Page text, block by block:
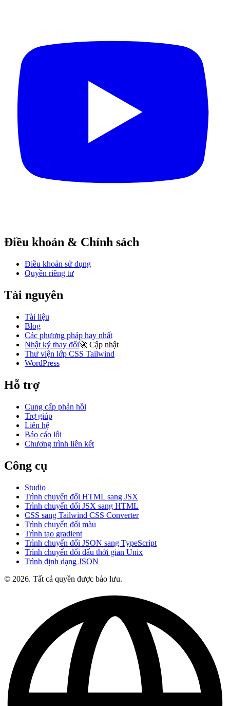
Điều khoản & Chính sách
Điều khoản sử dụng
Quyền riêng tư
Tài nguyên
Tài liệu
Blog
Các phương pháp hay nhất
Nhật ký thay đổi🚀 Cập nhật
Thư viện lớp CSS Tailwind
WordPress
Hỗ trợ
Cung cấp phản hồi
Trợ giúp
Liên hệ
Báo cáo lỗi
Chương trình liên kết
Công cụ
Studio
Trình chuyển đổi HTML sang JSX
Trình chuyển đổi JSX sang HTML
CSS sang Tailwind CSS Converter
Trình chuyển đổi màu
Trình tạo gradient
Trình chuyển đổi JSON sang TypeScript
Trình chuyển đổi dấu thời gian Unix
Trình định dạng JSON
© 2026. Tất cả quyền được bảo lưu.